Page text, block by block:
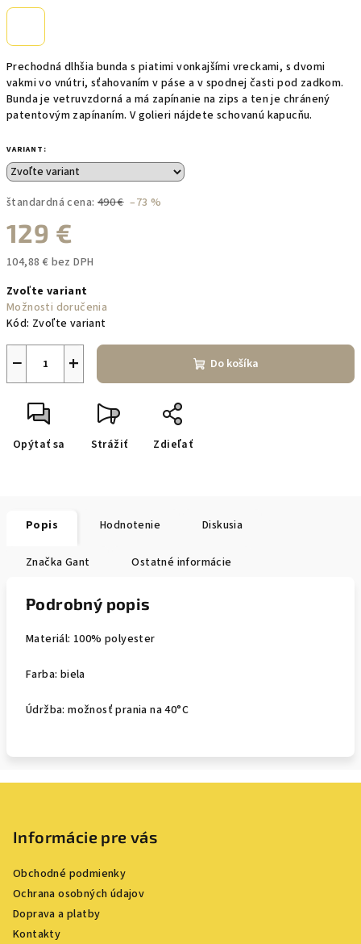
Prechodná dlhšia bunda s piatimi vonkajšími vreckami, s dvomi
vakmi vo vnútri, sťahovaním v páse a v spodnej časti pod zadkom.
Bunda je vetruvzdorná a má zapínanie na zips a ten je chránený
patentovým zapínaním. V golieri nájdete schovanú kapucňu.
VARIANT:
štandardná cena: 490 € –73 %
129 €
104,88 € bez DPH
cena:
Zvoľte variant
Možnosti doručenia
Kód: Zvoľte variant
+
− Do košíka
Opýtať sa Strážiť Zdieľať
Popis Hodnotenie Diskusia
Značka Gant Ostatné informácie
Podrobný popis
Materiál: 100% polyester
Farba: biela
Údržba: možnosť prania na 40°C
Informácie pre vás
Obchodné podmienky
Ochrana osobných údajov
Doprava a platby
Kontakty